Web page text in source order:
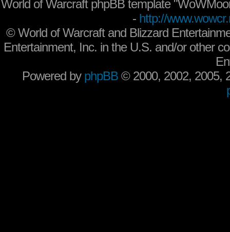
World of Warcraft phpBB template
- http://
©World of Warcraft and Blizzard
Entertainment, Inc. in the U.S. and/or other
Powered by phpBB © 2000, 2002, 2005,